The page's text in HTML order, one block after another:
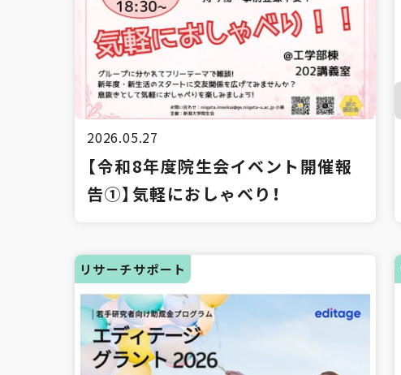
2026.05.27
【令和8年度院生会イベント開催報
告①】気軽におしゃべり！
リサーチサポート